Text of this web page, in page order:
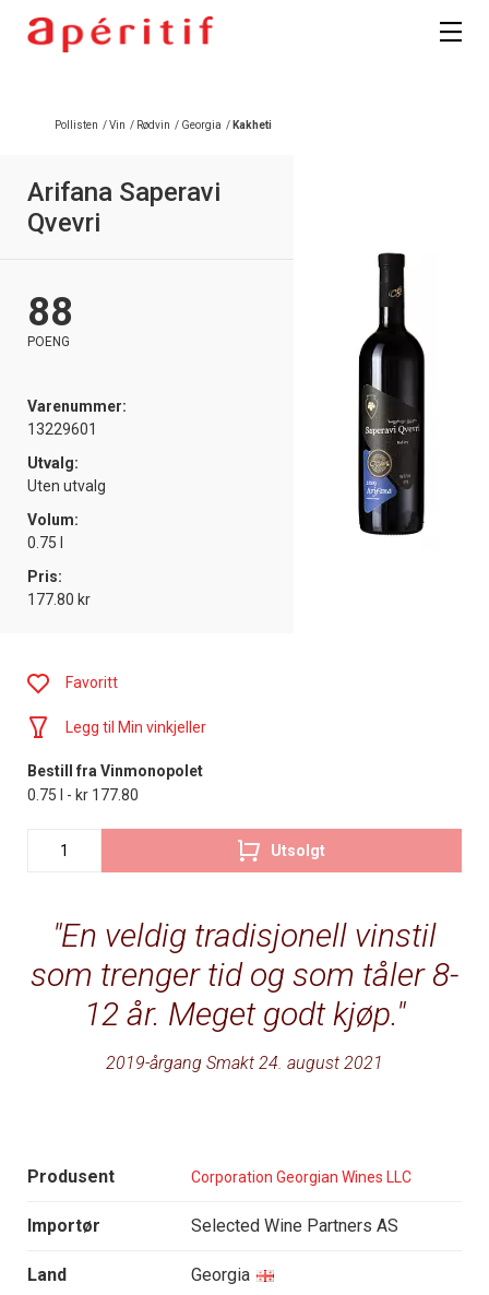
Pollisten /Vin / Rødvin / Georgia / Kakheti
Arifana Saperavi
Qvevri
88
POENG
Varenummer:
13229601
Utvalg:
Uten utvalg
Volum:
0.75 l
Pris:
177.80 kr
En veldig tradisjonell vinstil
som trenger tid og som tåler 8-
12 år. Meget godt kjøp.
2019-årgang Smakt 24. august 2021
Produsent Corporation Georgian Wines LLC
Importør Selected Wine Partners AS
Land Georgia
Favoritt
Legg til Min vinkjeller
Bestill fra Vinmonopolet
0.75 l - kr 177.80
Utsolgt